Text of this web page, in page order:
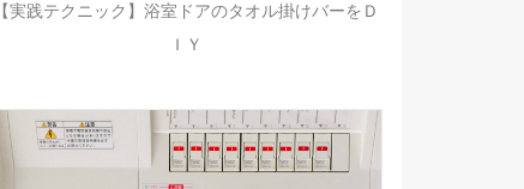
【実践テクニック】浴室ドアのタオル掛けバーをＤ
ＩＹ